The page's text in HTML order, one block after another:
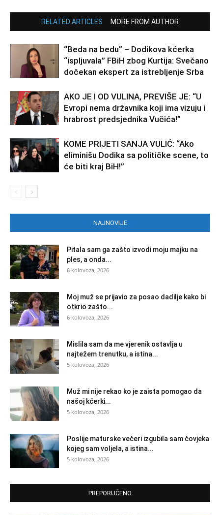
RELATED ARTICLES MORE FROM AUTHOR
“Beda na bedu” – Dodikova kćerka
“ispljuvala” FBiH zbog Kurtija: Svečano
dočekan ekspert za istrebljenje Srba
AKO JE I OD VULINA, PREVIŠE JE: “U
Evropi nema državnika koji ima vizuju i
hrabrost predsjednika Vučića!”
KOME PRIJETI SANJA VULIĆ: “Ako
eliminišu Dodika sa političke scene, to
će biti kraj BiH!”
NAJNOVIJE
Pitala sam ga zašto izvodi moju majku na
ples, a onda...
6 kolovoza, 2026
Moj muž se prijavio za posao dadilje kako bi
otkrio zašto...
6 kolovoza, 2026
Mislila sam da me vjerenik ostavlja u
najtežem trenutku, a istina...
5 kolovoza, 2026
Muž mi nije rekao ko je zaista pomogao da
našoj kćerki...
5 kolovoza, 2026
Poslije maturske večeri izgubila sam čovjeka
kojeg sam voljela, a istina...
5 kolovoza, 2026
PREPORUČENO